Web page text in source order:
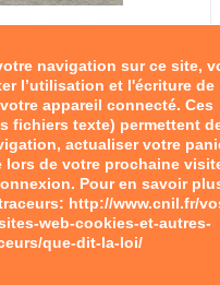
navigation sur ce site,
l’utilisation et l'écriture de
appareil connecté. Ces
fichiers texte) permettent
actualiser votre
lors de votre prochaine
Pour en savoir
http://www.cnil.fr/
web-cookies-et-autres-
que-dit-la-loi/